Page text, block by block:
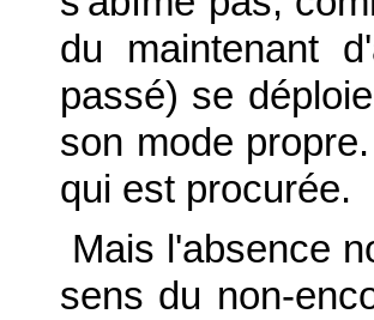
du maintenant
passé) se
son mode
qui est procurée.
Mais l'absence
sens du non-